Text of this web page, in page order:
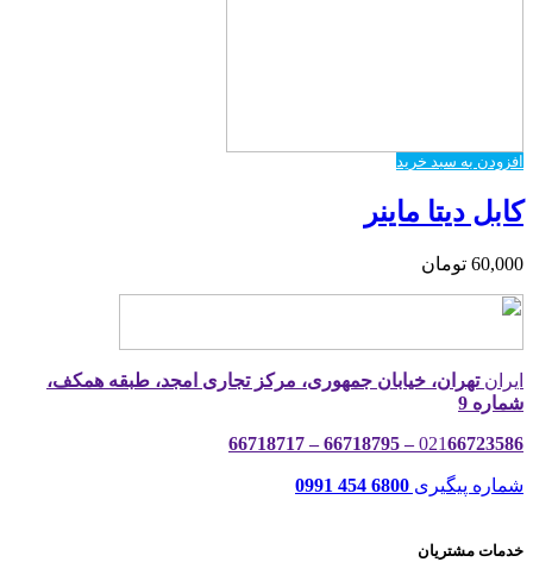
افزودن به سبد خرید
کابل دیتا ماینر
60,000 تومان
ایرانتهران، خیابان جمهوری، مرکز تجاری امجد، طبقه همکف،
شماره 9
02166723586 – 66718795 – 66718717
شماره پیگیری 6800 454 0991
خدمات مشتریان